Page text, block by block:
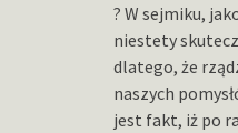
? W sejmiku,
niestety
dlatego, że
naszych
jest fakt, iż po